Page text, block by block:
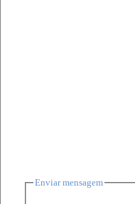
Enviar mensagem